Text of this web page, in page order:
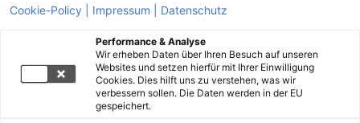
Cookie-Policy | Impressum | Datenschutz
Performance & Analyse
Wir erheben Daten über Ihren Besuch auf unseren
Websites und setzen hierfür mit Ihrer Einwilligung
Cookies. Dies hilft uns zu verstehen, was wir
verbessern sollen. Die Daten werden in der EU
gespeichert.